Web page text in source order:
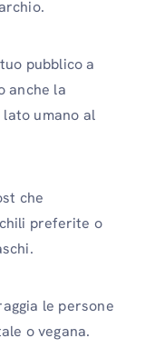
pubblico a
anche la
umano al
che
preferite o
le persone
o vegana.